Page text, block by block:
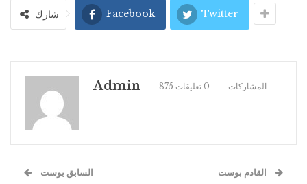
شارك Facebook Twitter
Admin 875 المشاركات 0 تعليقات
السابق بوست